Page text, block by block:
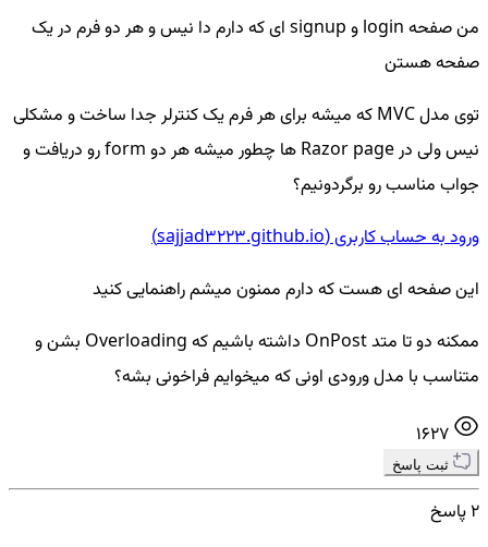
من صفحه login و signup ای که دارم دا نیس و هر دو فرم در یک
صفحه هستن
توی مدل MVC که میشه برای هر فرم یک کنترلر جدا ساخت و مشکلی
نیس ولی در Razor page ها چطور میشه هر دو form رو دریافت و
جواب مناسب رو برگردونیم؟
ورود به حساب کاربری (sajjad3223.github.io)
این صفحه ای هست که دارم ممنون میشم راهنمایی کنید
ممکنه دو تا متد OnPost داشته باشیم که Overloading بشن و
متناسب با مدل ورودی اونی که میخوایم فراخونی بشه؟
ثبت پاسخ
2 پاسخ